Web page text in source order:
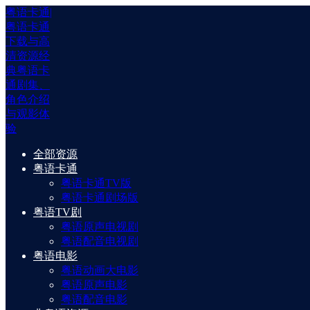
粤语卡通|
粤语卡通
下载与高
清资源经
典粤语卡
通剧集、
角色介绍
与观影体
验
全部资源
粤语卡通
粤语卡通TV版
粤语卡通剧场版
粤语TV剧
粤语原声电视剧
粤语配音电视剧
粤语电影
粤语动画大电影
粤语原声电影
粤语配音电影